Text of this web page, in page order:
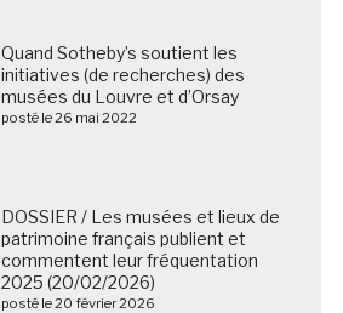
Quand Sotheby’s soutient les
initiatives (de recherches) des
musées du Louvre et d’Orsay
posté le 26 mai 2022
DOSSIER / Les musées et lieux de
patrimoine français publient et
commentent leur fréquentation
2025 (20/02/2026)
posté le 20 février 2026